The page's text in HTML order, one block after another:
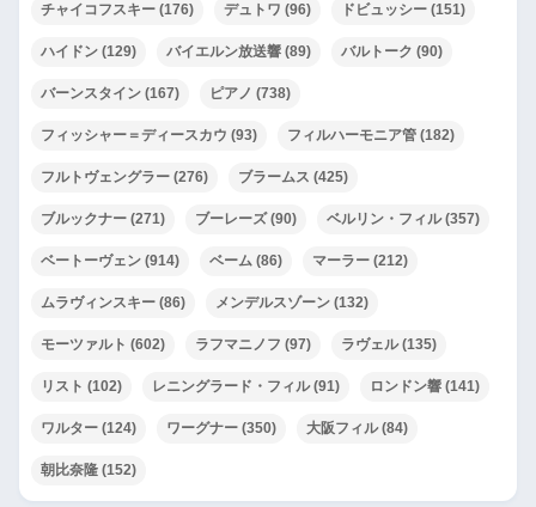
チャイコフスキー (176) デュトワ (96) ドビュッシー (151)
ハイドン (129) バイエルン放送響 (89) バルトーク (90)
バーンスタイン (167) ピアノ (738)
フィッシャー＝ディースカウ (93) フィルハーモニア管 (182)
フルトヴェングラー (276) ブラームス (425)
ブルックナー (271) ブーレーズ(90) ベルリン・フィル(357)
ベートーヴェン (914) ベーム (86) マーラー (212)
ムラヴィンスキー (86) メンデルスゾーン (132)
モーツァルト (602) ラフマニノフ (97) ラヴェル(135)
リスト (102) レニングラード・フィル(91) ロンドン響 (141)
ワルター (124) ワーグナー (350) 大阪フィル(84)
朝比奈隆 (152)